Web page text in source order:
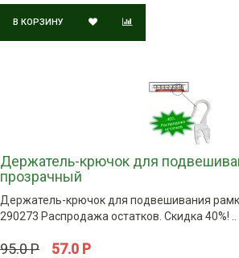
В КОРЗИНУ
Держатель-крючок для
прозрачный
Держатель-крючок для подвешивания
290273 Распродажа остатков. Скидка 40%! ..
95.0 Р 57.0 Р